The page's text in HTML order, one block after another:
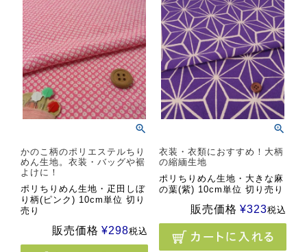
かのこ柄のポリエステルちり
めん生地。衣装・バッグや裾
よけに！
ポリちりめん生地・疋田しぼ
り柄(ピンク) 10cm単位 切り
売り
販売価格 ¥298税込
衣装・衣類におすすめ！大柄
の縮緬生地
ポリちりめん生地・大きな麻
の葉(紫) 10cm単位 切り売り
販売価格 ¥323税込